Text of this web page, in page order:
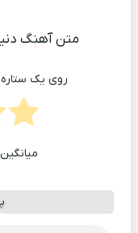
متن آهنگ
روی یک ستاره
میانگین